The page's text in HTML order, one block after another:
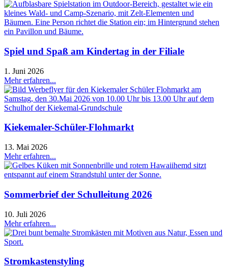
Spiel und Spaß am Kindertag in der Filiale
1. Juni 2026
Mehr erfahren...
Kiekemaler-Schüler-Flohmarkt
13. Mai 2026
Mehr erfahren...
Sommerbrief der Schulleitung 2026
10. Juli 2026
Mehr erfahren...
Stromkastenstyling